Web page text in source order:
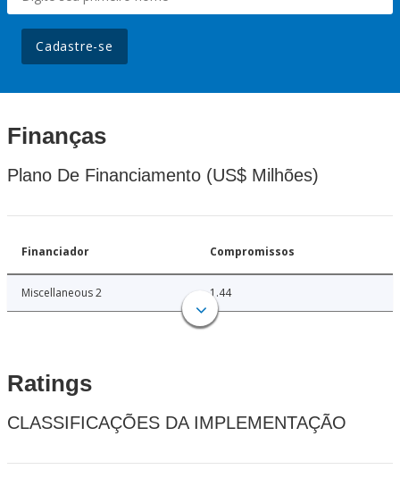
Cadastre-se
Finanças
Plano De Financiamento (US$ Milhões)
Financiador Compromissos
Miscellaneous 2 1.44
Ratings
CLASSIFICAÇÕES DA IMPLEMENTAÇÃO